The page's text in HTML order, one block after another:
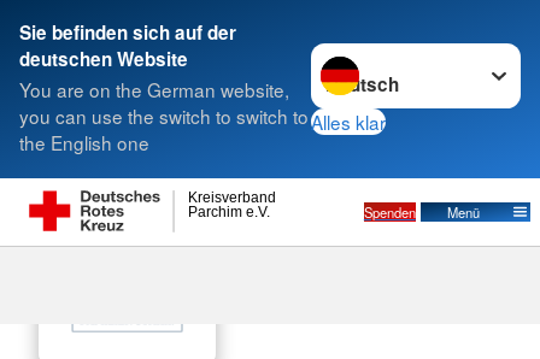
Sie befinden sich auf der
deutschen Website
You are on the German website,
you can use the switch to switch to
the English one
Sprache wechseln zu
Alles klar
Parchim e.V.
Kreisverband
Spenden Menü
Suche